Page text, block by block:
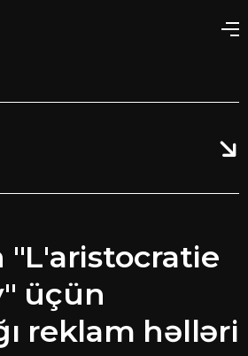
"L'aristocratie
üçün
reklam həlləri